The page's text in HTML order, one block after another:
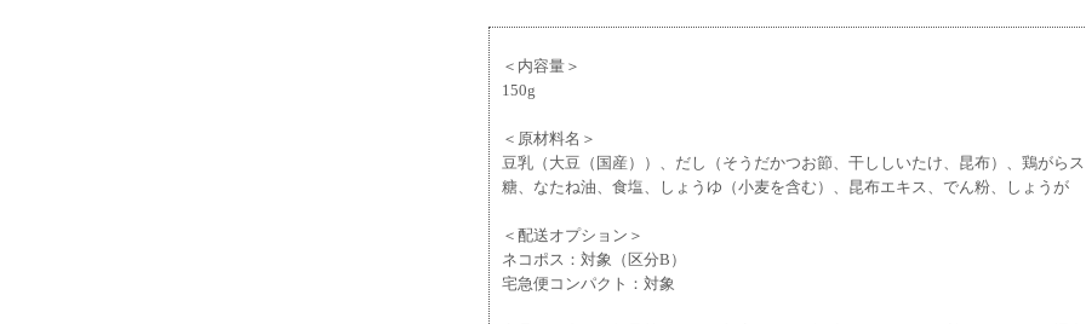
＜内容量＞
150g
＜原材料名＞
豆乳（大豆（国産））、だし（そうだかつお節、干ししいたけ、昆布）、鶏がら
糖、なたね油、食塩、しょうゆ（小麦を含む）、昆布エキス、でん粉、しょうが
＜配送オプション＞
ネコポス：対象（区分B）
宅急便コンパクト：対象